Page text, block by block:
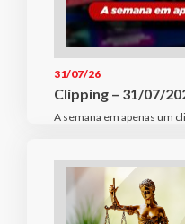
31/07/26
Clipping – 31/07/
A semana em apenas um